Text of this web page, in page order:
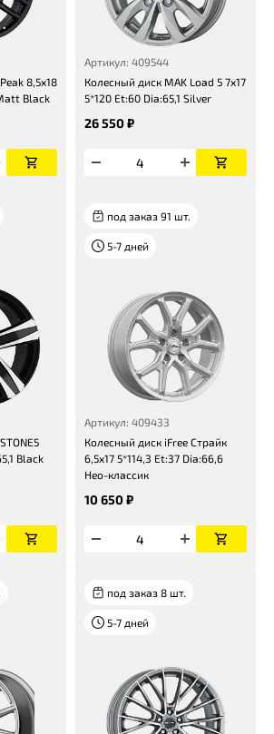
8,5x18
Black
Артикул: 409544
Колесный диск MAK Load 5 7x17
5*120 Et:60 Dia:65,1 Silver
26 550 ₽
Black
под заказ 91 шт.
5-7 дней
Артикул: 409433
Колесный диск iFree Страйк
6,5x17 5*114,3 Et:37 Dia:66,6
Нео-классик
10 650 ₽
под заказ 8 шт.
5-7 дней